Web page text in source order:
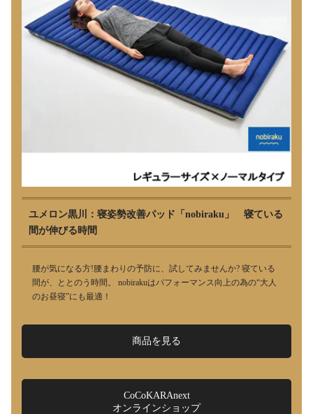
ユメロン黒川：寝姿勢改善パッド「nobiraku」 寝ている
間が伸びる時間
腰が気になる方!腰まわりの予防に、試してみませんか? 寝ている
間が、ととのう時間。 nobirakuはパフォーマンス向上の為の“大人
のお昼寝”にも最適！
商品を見る
CoCoKARAnext
オンラインショップ